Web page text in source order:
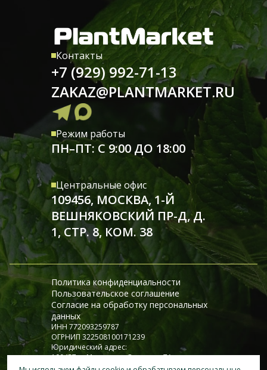
Контакты
+7 (929) 992-71-13
ZAKAZ@PLANTMARKET.RU
Режим работы
ПН–ПТ: С 9:00 ДО 18:00
Центральные офис
109456, МОСКВА, 1-Й
ВЕШНЯКОВСКИЙ ПР-Д, Д.
1, СТР. 8, КОМ. 38
ИНН 772093259787
ОГРНИП 322508100171239
Юридический адрес:
109457, г. Москва, ул. Окская, д. 7А
© 2026 ИП Боглай Т.Н.
Политика конфиденциальности
Пользовательское соглашение
Согласие на обработку персональных
данных